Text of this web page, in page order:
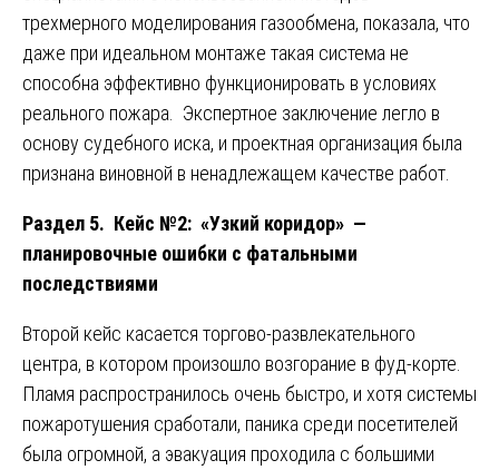
трехмерного моделирования газообмена, показала, что
даже при идеальном монтаже такая система не
способна эффективно функционировать в условиях
реального пожара. Экспертное заключение легло в
основу судебного иска, и проектная организация была
признана виновной в ненадлежащем качестве работ.
Раздел 5. Кейс №2: «Узкий коридор» —
планировочные ошибки с фатальными
последствиями
Второй кейс касается торгово-развлекательного
центра, в котором произошло возгорание в фуд-корте.
Пламя распространилось очень быстро, и хотя системы
пожаротушения сработали, паника среди посетителей
была огромной, а эвакуация проходила с большими